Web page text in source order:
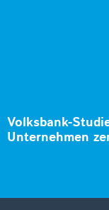
Volksbank-
Unternehmen